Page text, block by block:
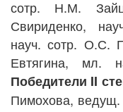
сотр. Н.М.
Свириденко,
науч. сотр. О.С.
Евтягина, мл.
Победители II
Пимохова, ведущ.